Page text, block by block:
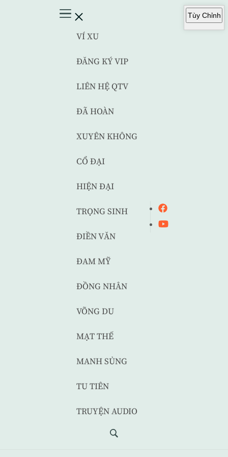
VÍ XU
ĐĂNG KÝ VIP
LIÊN HỆ QTV
ĐÃ HOÀN
XUYÊN KHÔNG
CỔ ĐẠI
HIỆN ĐẠI
TRỌNG SINH
ĐIỀN VĂN
ĐAM MỸ
ĐỒNG NHÂN
VÕNG DU
MẠT THẾ
MANH SỦNG
TU TIÊN
TRUYỆN AUDIO
Tùy Chỉnh